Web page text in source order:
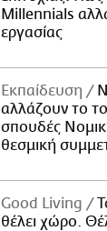
Millennials
εργασίας
Εκπαίδευση
αλλάζουν το
σπουδές
θεσμική
Good Living
θέλει χώρο.